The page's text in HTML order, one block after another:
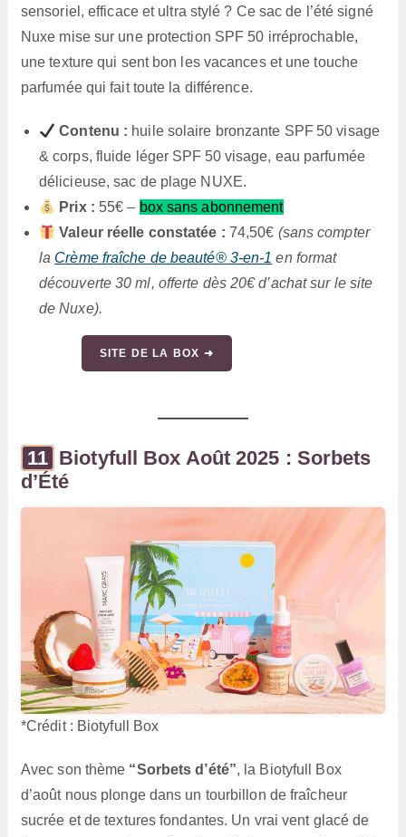
sensoriel, efficace et ultra stylé ? Ce sac de l’été signé
Nuxe mise sur une protection SPF 50 irréprochable,
une texture qui sent bon les vacances et une touche
parfumée qui fait toute la différence.
Contenu : huile solaire bronzante SPF 50 visage
& corps, fluide léger SPF 50 visage, eau parfumée
délicieuse, sac de plage NUXE.
Prix : 55€ – box sans abonnement
Valeur réelle constatée : 74,50€ (sans compter
la Crème fraîche de beauté® 3-en-1 en format
découverte 30 ml, offerte dès 20€ d’achat sur le site
de Nuxe).
SITE DE LA BOX ➜
Biotyfull Box Août 2025 : Sorbets
d’Été
*Crédit : Biotyfull Box
Avec son thème “Sorbets d’été”, la Biotyfull Box
d’août nous plonge dans un tourbillon de fraîcheur
sucrée et de textures fondantes. Un vrai vent glacé de